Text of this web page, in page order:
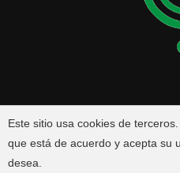
© 2026Farmacia Conde Luna.
Este sitio usa cookies de
que está de acuerdo y acepta su
desea.